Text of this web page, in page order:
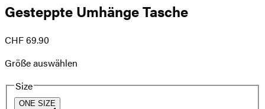
Gesteppte Umhänge Tasche
CHF 69.90
Größe auswählen
Size
ONE SIZE